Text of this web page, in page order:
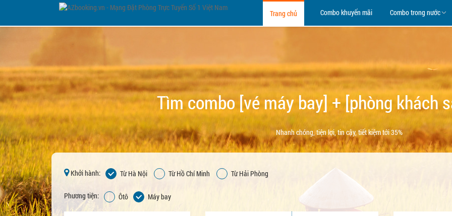
Trang chủ Combo khuyến mãi Combo trong nước
Tìm combo [vé máy bay] + [phòng khách
Nhanh chóng, tiện lợi, tin cậy, tiết kiệm tới 35%
Khởi hành: Từ Hà Nội Từ Hồ Chí Minh Từ Hải Phòng
Phương tiện: Ôtô Máy bay